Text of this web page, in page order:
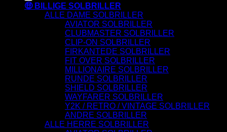
🤑 BILLIGE SOLBRILLER
ALLE DAME SOLBRILLER
AVIATOR SOLBRILLER
CLUBMASTER SOLBRILLER
CLIP-ON SOLBRILLER
FIRKANTEDE SOLBRILLER
FIT OVER SOLBRILLER
MILLIONAIRE SOLBRILLER
RUNDE SOLBRILLER
SHIELD SOLBRILLER
WAYFARER SOLBRILLER
Y2K / RETRO / VINTAGE SOLBRILLER
ANDRE SOLBRILLER
ALLE HERRE SOLBRILLER